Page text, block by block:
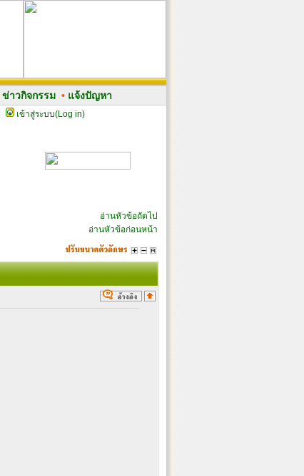
ข่าวกิจกรรม• แจ้งปัญหา
เข้าสู่ระบบ(Log in)
อ่านหัวข้อถัดไป
อ่านหัวข้อก่อนหน้า